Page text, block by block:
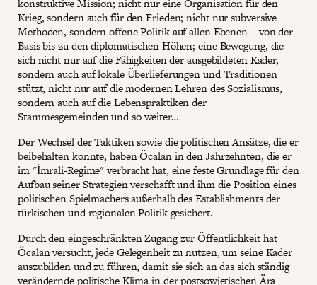
Krieg, sondern auch für den Frieden; nicht nur subversive
Methoden, sondern offene Politik auf allen Ebenen – von der
Basis bis zu den diplomatischen Höhen; eine Bewegung, die
sich nicht nur auf die Fähigkeiten der ausgebildeten Kader,
sondern auch auf lokale Überlieferungen und Traditionen
stützt, nicht nur auf die modernen Lehren des Sozialismus,
sondern auch auf die Lebenspraktiken der
Stammesgemeinden und so weiter…
Der Wechsel der Taktiken sowie die politischen Ansätze, die er
beibehalten konnte, haben Öcalan in den Jahrzehnten, die er
im "İmrali-Regime" verbracht hat, eine feste Grundlage für den
Aufbau seiner Strategien verschafft und ihm die Position eines
politischen Spielmachers außerhalb des Establishments der
türkischen und regionalen Politik gesichert.
Durch den eingeschränkten Zugang zur Öffentlichkeit hat
Öcalan versucht, jede Gelegenheit zu nutzen, um seine Kader
auszubilden und zu führen, damit sie sich an das sich ständig
verändernde politische Klima in der postsowjetischen Ära